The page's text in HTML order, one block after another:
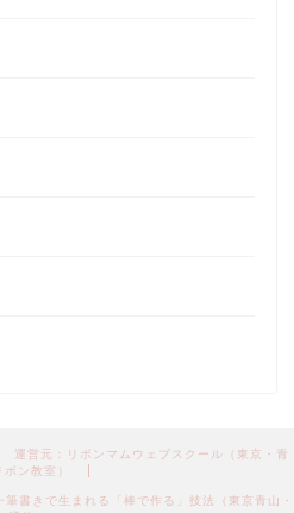
運営元：リボンマムウェブスクール（東京・青
ボン教室）
書きで生まれる「棒で作る」技法（東京青山・